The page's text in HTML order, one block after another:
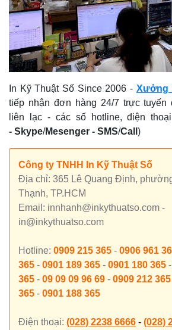
In Kỹ Thuật Số Since 2006 - Xưởng
tiếp nhận đơn hàng 24/7 trực
liên lạc - các số hotline, điện
- Skype/Mesenger - SMS/Call )
Công ty TNHH In Kỹ Thuật Số
Địa chỉ: 365 Lê Quang Định,
Thạnh, TP.HCM
Email: innhanh@inkythuatso.com -
in@inkythuatso.com
Hotline: 0909 215 365 - 0906 961
365 - 0901 189 365 - 0901 180 365 -
365 - 09 09 09 96 69 - 0909 212 365
365 - 0901 188 365
Điện thoại: (028) 2238 6666 - (028)